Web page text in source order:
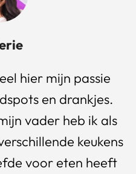
hier mijn passie
en drankjes.
vader heb ik als
keukens
voor eten heeft